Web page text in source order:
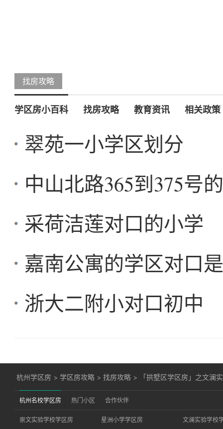
找房攻略
学区房小百科 找房攻略 教育资讯 相关政策
翠苑一小学区划分
中山北路365到375号
采荷洁莲对口的小学
嘉南公寓的学区对口
浙大二附小对口初中
杭州学区房 > 学区房攻略 >找房攻略 > 「拱墅区学区房」之文澜
杭州名校学区房 热门小区 合作伙伴
崇文实验学校学区房 星洲小学学区房 文澜实验学校